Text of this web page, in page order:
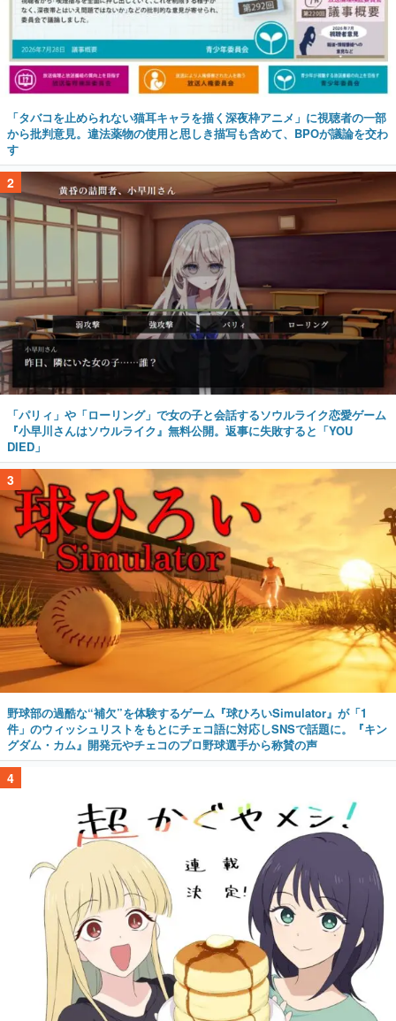
「タバコを止められない猫耳キャラを描く深夜枠アニメ」に視聴者の一部
から批判意見。違法薬物の使用と思しき描写も含めて、BPOが議論を交わ
す
2
「パリィ」や「ローリング」で女の子と会話するソウルライク恋愛ゲーム
『小早川さんはソウルライク』無料公開。返事に失敗すると「YOU
DIED」
3
野球部の過酷な“補欠”を体験するゲーム『球ひろいSimulator』が「1
件」のウィッシュリストをもとにチェコ語に対応しSNSで話題に。『キン
グダム・カム』開発元やチェコのプロ野球選手から称賛の声
4